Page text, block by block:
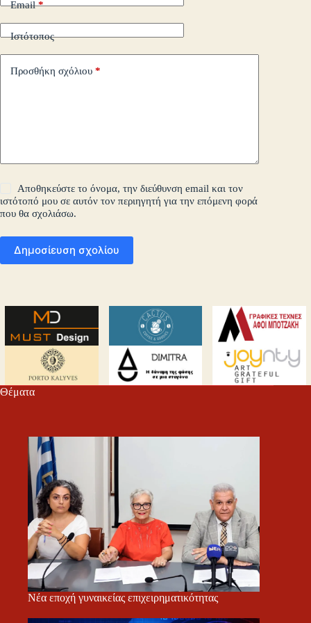
Email*
Ιστότοπος
Προσθήκη σχόλιου *
Αποθηκεύστε το όνομα, την διεύθυνση email και τον
ιστότοπό μου σε αυτόν τον περιηγητή για την επόμενη φορά
που θα σχολιάσω.
Δημοσίευση σχολίου
Θέματα
Νέα εποχή γυναικείας επιχειρηματικότητας